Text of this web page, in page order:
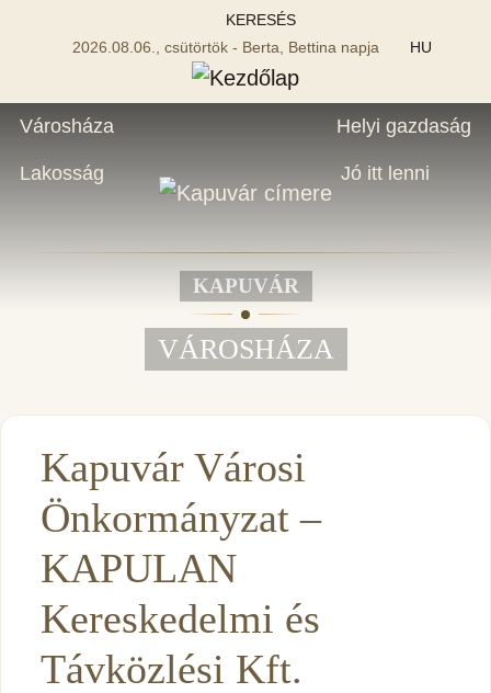
KERESÉS
2026.08.06., csütörtök - Berta, Bettina napja
HU
Városháza
Lakosság
Helyi gazdaság
Jó itt lenni
KAPUVÁR
VÁROSHÁZA
Kapuvár Városi
Önkormányzat –
KAPULAN
Kereskedelmi és
Távközlési Kft.